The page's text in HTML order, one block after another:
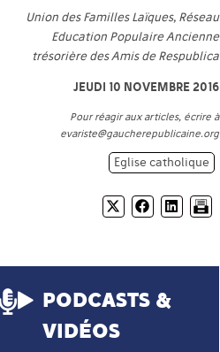
Union des Familles Laïques, Réseau
Education Populaire Ancienne
trésorière des Amis de Respublica
JEUDI 10 NOVEMBRE 2016
Pour réagir aux articles, écrire à
evariste@gaucherepublicaine.org
Eglise catholique
PODCASTS &
VIDÉOS